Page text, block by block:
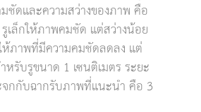
ชัดและความสว่างของภาพ คือ
เล็กให้ภาพคมชัด แต่สว่างน้อย
ภาพที่มีความคมชัดลดลง แต่
หรับรูขนาด 1 เซนติเมตร ระยะ
จกกับฉากรับภาพที่แนะนำ คือ 3